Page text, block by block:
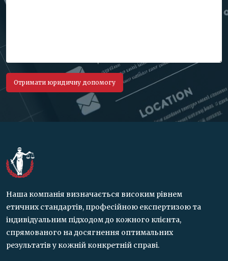
Наша компанія визначається високим рівнем
етичних стандартів, професійною експертизою та
індивідуальним підходом до кожного клієнта,
спрямованого на досягнення оптимальних
результатів у кожній конкретній справі.